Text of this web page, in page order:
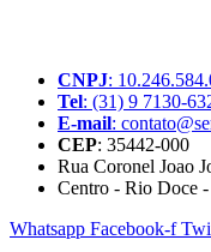
CNPJ:
Tel: (31) 9 7130-
E-mail:
CEP: 35442-000
Rua Coronel Joao
Centro - Rio Doce
Whatsapp Facebook-f